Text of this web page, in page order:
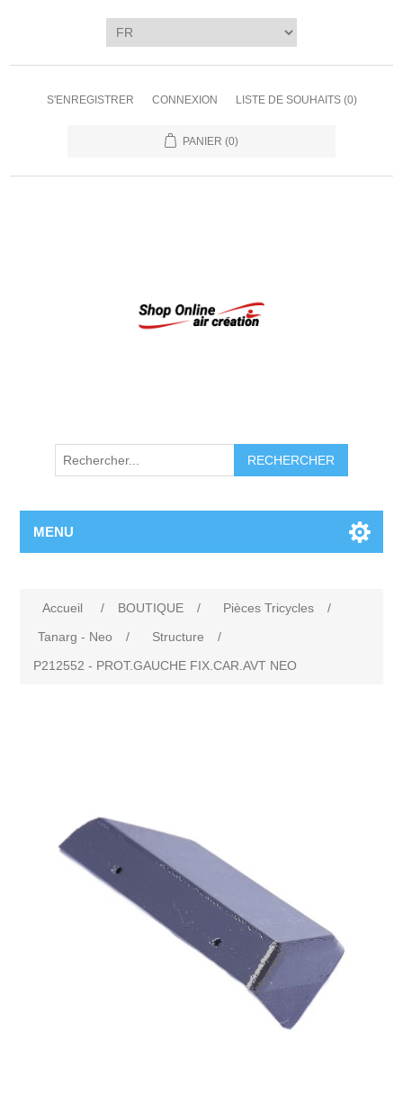
S'ENREGISTRER CONNEXION LISTE DE SOUHAITS (0)
PANIER (0)
RECHERCHER
MENU
Accueil / BOUTIQUE / Pièces Tricycles
/
Tanarg - Neo
/ Structure
/
P212552 - PROT.GAUCHE FIX.CAR.AVT NEO